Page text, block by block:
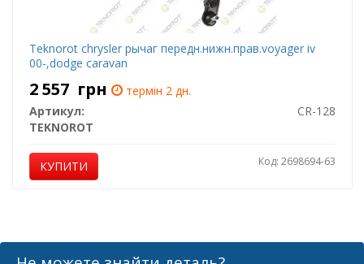
Teknorot chrysler рычаг передн.нижн.прав.voyager iv
00-,dodge caravan
2 557 грн
термін 2 дн.
Артикул:
CR-128
TEKNOROT
КУПИТИ Код: 2698694-63